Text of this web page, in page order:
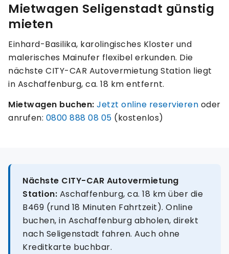
Mietwagen Seligenstadt günstig
mieten
Einhard-Basilika, karolingisches Kloster und
malerisches Mainufer flexibel erkunden. Die
nächste CITY-CAR Autovermietung Station liegt
in Aschaffenburg, ca. 18 km entfernt.
Mietwagen buchen: Jetzt online reservieren oder
anrufen: 0800 888 08 05 (kostenlos)
Nächste CITY-CAR Autovermietung
Station: Aschaffenburg, ca. 18 km über die
B469 (rund 18 Minuten Fahrtzeit). Online
buchen, in Aschaffenburg abholen, direkt
nach Seligenstadt fahren. Auch ohne
Kreditkarte buchbar.